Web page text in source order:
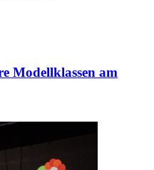
Modellklassen am